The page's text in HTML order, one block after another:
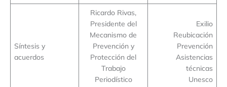
Síntesis y
acuerdos
Ricardo Rivas,
Presidente del
Mecanismo de
Prevención y
Protección del
Trabajo
Periodístico
Exilio
Reubicación
Prevención
Asistencias
técnicas
Unesco